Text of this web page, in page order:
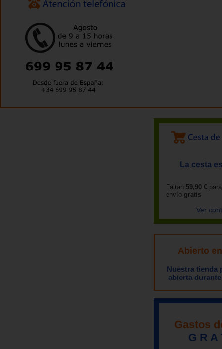
La cesta
Faltan 59,90 €
envío gratis
Ver
Abierto
Nuestra tienda
abierta
Gastos
G R A